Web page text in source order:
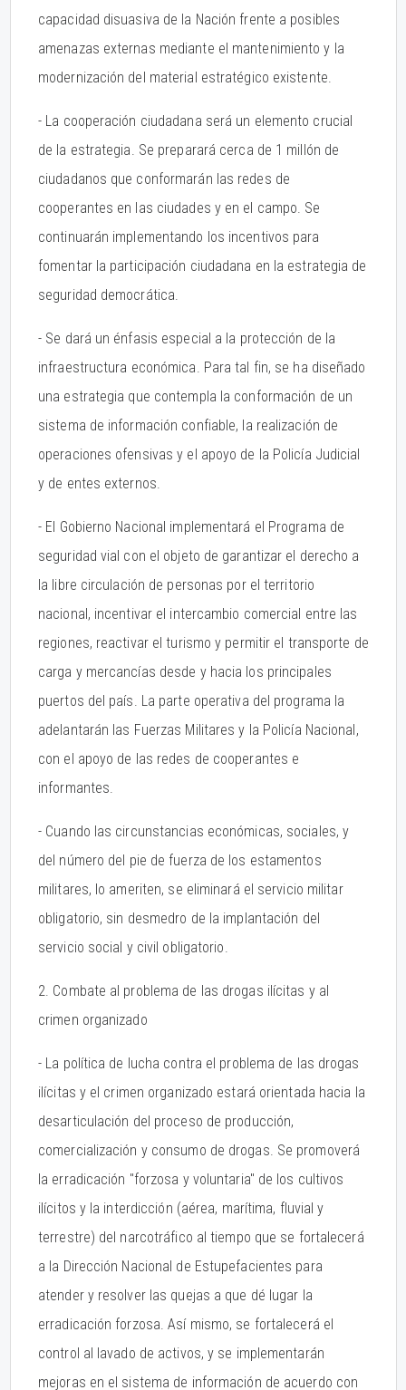
capacidad disuasiva de la Nación frente a posibles
amenazas externas mediante el mantenimiento y la
modernización del material estratégico existente.
- La cooperación ciudadana será un elemento crucial
de la estrategia. Se preparará cerca de 1 millón de
ciudadanos que conformarán las redes de
cooperantes en las ciudades y en el campo. Se
continuarán implementando los incentivos para
fomentar la participación ciudadana en la estrategia de
seguridad democrática.
- Se dará un énfasis especial a la protección de la
infraestructura económica. Para tal fin, se ha diseñado
una estrategia que contempla la conformación de un
sistema de información confiable, la realización de
operaciones ofensivas y el apoyo de la Policía Judicial
y de entes externos.
- El Gobierno Nacional implementará el Programa de
seguridad vial con el objeto de garantizar el derecho a
la libre circulación de personas por el territorio
nacional, incentivar el intercambio comercial entre las
regiones, reactivar el turismo y permitir el transporte de
carga y mercancías desde y hacia los principales
puertos del país. La parte operativa del programa la
adelantarán las Fuerzas Militares y la Policía Nacional,
con el apoyo de las redes de cooperantes e
informantes.
- Cuando las circunstancias económicas, sociales, y
del número del pie de fuerza de los estamentos
militares, lo ameriten, se eliminará el servicio militar
obligatorio, sin desmedro de la implantación del
servicio social y civil obligatorio.
2. Combate al problema de las drogas ilícitas y al
crimen organizado
- La política de lucha contra el problema de las drogas
ilícitas y el crimen organizado estará orientada hacia la
desarticulación del proceso de producción,
comercialización y consumo de drogas. Se promoverá
la erradicación "forzosa y voluntaria" de los cultivos
ilícitos y la interdicción (aérea, marítima, fluvial y
terrestre) del narcotráfico al tiempo que se fortalecerá
a la Dirección Nacional de Estupefacientes para
atender y resolver las quejas a que dé lugar la
erradicación forzosa. Así mismo, se fortalecerá el
control al lavado de activos, y se implementarán
mejoras en el sistema de información de acuerdo con